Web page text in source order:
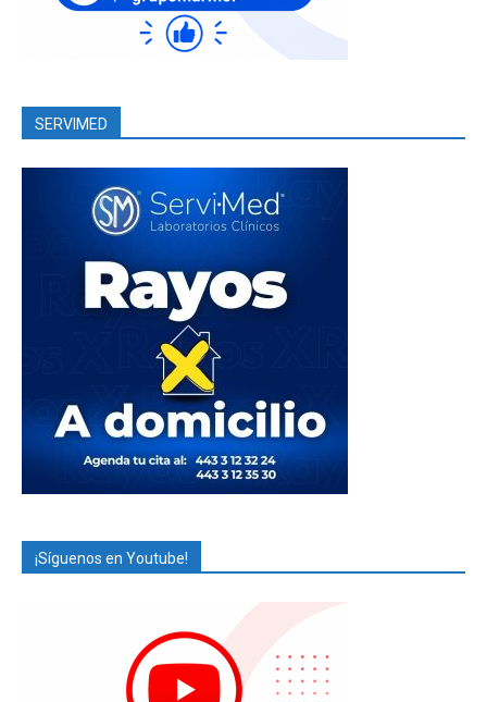
SERVIMED
¡Síguenos en Youtube!